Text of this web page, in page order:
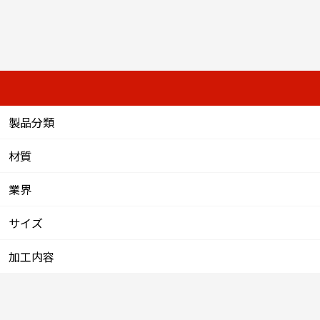
製品分類
材質
業界
サイズ
加工内容